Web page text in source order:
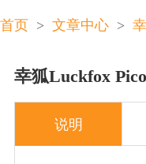
首页 > 文章中心 >
幸狐Luckfox
说明